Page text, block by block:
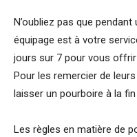
N’oubliez pas que
équipage est à votre
jours sur 7 pour vous
Pour les remercier de
laisser un pourboire à la
Les règles en matière de